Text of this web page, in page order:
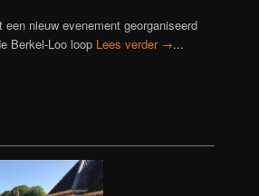
een nieuw evenement georganiseerd
Berkel-Loo loop Lees verder →...